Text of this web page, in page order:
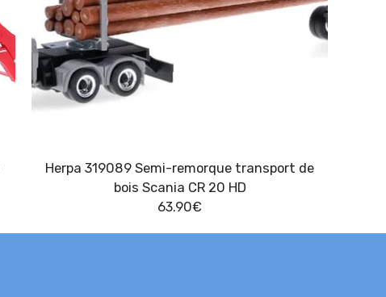
Herpa 319089 Semi-remorque transport de
bois Scania CR 20 HD
63.90€